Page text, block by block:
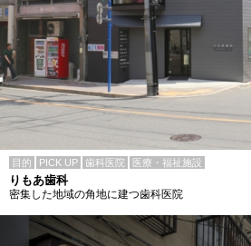
目的 PICK UP 歯科医院 医療・福祉施設
りもあ歯科
密集した地域の角地に建つ歯科医院